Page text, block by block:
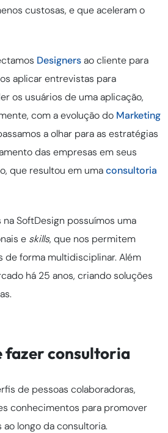
custosas, e que aceleram o
Designersao cliente para
aplicar entrevistas para
os usuários de uma aplicação,
com a evolução do Marketing
a olhar para as estratégias
das empresas em seus
que resultou em umaconsultoria
na SoftDesign possuímos uma
e skills, que nos permitem
de forma multidisciplinar. Além
há 25 anos, criando soluções
fazer consultoria
de pessoas colaboradoras,
conhecimentos para promover
longo da consultoria.